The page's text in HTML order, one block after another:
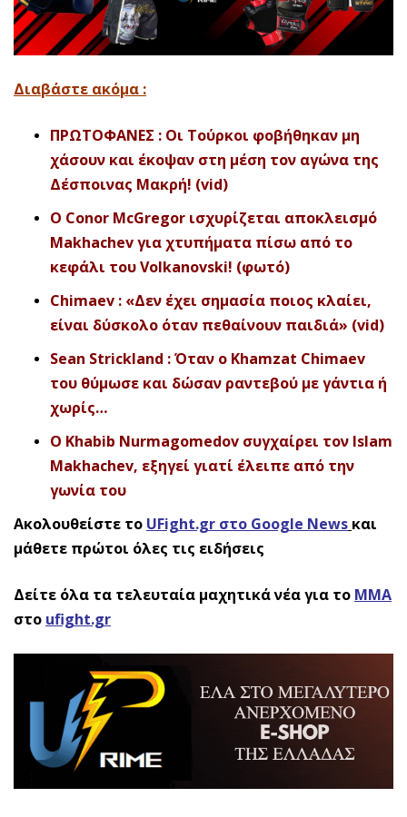
Διαβάστε ακόμα :
ΠΡΩΤΟΦΑΝΕΣ : Οι Τούρκοι φοβήθηκαν μη
χάσουν και έκοψαν στη μέση τον αγώνα της
Δέσποινας Μακρή! (vid)
Ο Conor McGregor ισχυρίζεται αποκλεισμό
Makhachev για χτυπήματα πίσω από το
κεφάλι του Volkanovski! (φωτό)
Chimaev : «Δεν έχει σημασία ποιος κλαίει,
είναι δύσκολο όταν πεθαίνουν παιδιά» (vid)
Sean Strickland : Όταν ο Khamzat Chimaev
του θύμωσε και δώσαν ραντεβού με γάντια ή
χωρίς…
Ο Khabib Nurmagomedov συγχαίρει τον Islam
Makhachev, εξηγεί γιατί έλειπε από την
γωνία του
Ακολουθείστε το UFight.gr στο Google News και
μάθετε πρώτοι όλες τις ειδήσεις
Δείτε όλα τα τελευταία μαχητικά νέα για το ΜΜΑ
στο ufight.gr